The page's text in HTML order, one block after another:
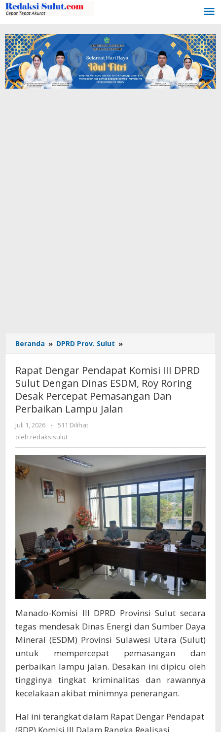
Lewati
ke
konten
Beranda » DPRD Prov. Sulut »
Dengar
Komisi
III
DPRD
Roy
Roring
Desak
Percepat
Pemasangan
Dan
Perbaikan
Lampu
Jalan
Rapat Dengar Pendapat Komisi III DPRD
Sulut Dengan Dinas ESDM, Roy Roring
Desak Percepat Pemasangan Dan
Perbaikan Lampu Jalan
Juli 1, 2026
oleh
redaksisulut
-
511 Dilihat
oleh redaksisulut
Manado-Komisi III DPRD Provinsi Sulut secara
tegas mendesak Dinas Energi dan Sumber Daya
Mineral (ESDM) Provinsi Sulawesi Utara (Sulut)
untuk mempercepat pemasangan dan
perbaikan lampu jalan. Desakan ini dipicu oleh
tingginya tingkat kriminalitas dan rawannya
kecelakaan akibat minimnya penerangan.
Hal ini terangkat dalam Rapat Dengar Pendapat
(RDP) Komisi III Dalam Rangka Realisasi